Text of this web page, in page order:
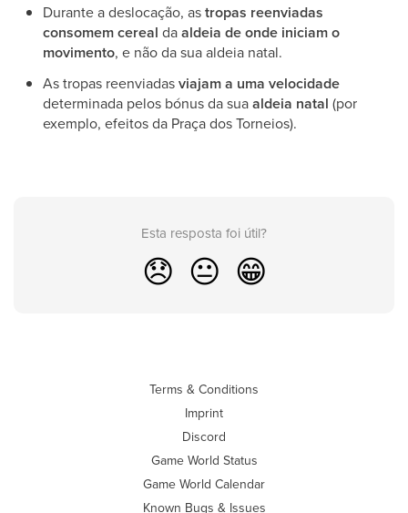
Durante a deslocação, astropas reenviadas
consomem cereal daaldeia de onde iniciam o
movimento, e não da sua aldeia natal.
As tropas reenviadasviajam a uma velocidade
determinada pelos bónus da suaaldeia natal (por
exemplo, efeitos da Praça dos Torneios).
Esta resposta foi útil?
😞 😐 😁
Terms & Conditions
Imprint
Discord
Game World Status
Game World Calendar
Known Bugs & Issues